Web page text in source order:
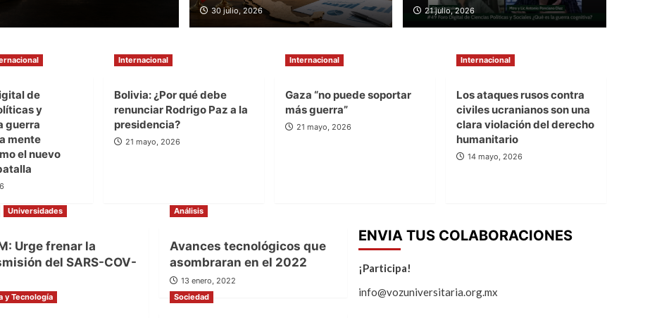
2 agosto, 2026
30 julio, 2026 21 julio, 2026
de
y
guerra
mente
el nuevo
Internacional
Bolivia: ¿Por qué debe
renunciar Rodrigo Paz a la
presidencia?
21 mayo, 2026
Internacional
Gaza “no puede soportar
más guerra”
21 mayo, 2026
Internacional
Los ataques rusos contra
civiles ucranianos son una
clara violación del derecho
humanitario
14 mayo, 2026
Universidades
Urge frenar la
del SARS-COV-
2022
Análisis
Avances tecnológicos que
asombraran en el 2022
13 enero, 2022
y Tecnología Sociedad
ENVIA TUS COLABORACIONES
¡Participa!
info@vozuniversitaria.org.mx